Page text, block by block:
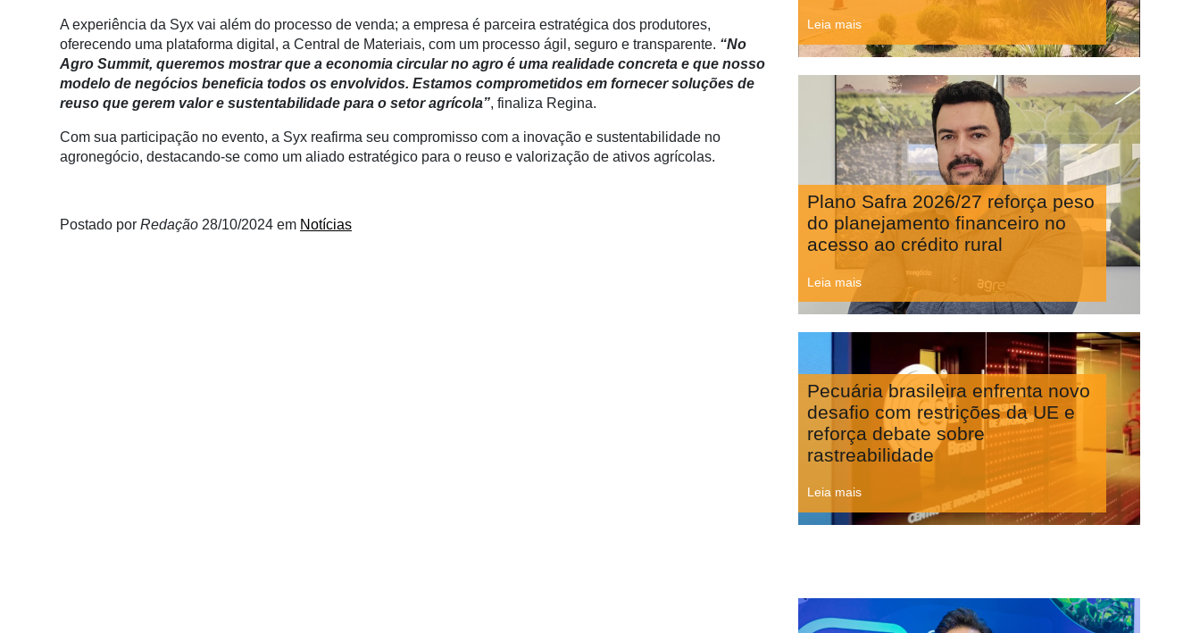
Empresarial
Tecnologia
Netrin
A experiência da Syx vai além do processo de venda; a empresa é parceira estratégica dos produtores,
oferecendo uma plataforma digital, a Central de Materiais, com um processo ágil, seguro e transparente. “No
Agro Summit, queremos mostrar que a economia circular no agro é uma realidade concreta e que nosso
modelo de negócios beneficia todos os envolvidos. Estamos comprometidos em fornecer soluções de
reuso que gerem valor e sustentabilidade para o setor agrícola”, finaliza Regina.
Com sua participação no evento, a Syx reafirma seu compromisso com a inovação e sustentabilidade no
agronegócio, destacando-se como um aliado estratégico para o reuso e valorização de ativos agrícolas.
Postado por Redação 28/10/2024 em Notícias
Leia mais
Plano Safra 2026/27 reforça peso
do planejamento financeiro no
acesso ao crédito rural
Leia mais
Pecuária brasileira enfrenta novo
desafio com restrições da UE e
reforça debate sobre
rastreabilidade
Leia mais